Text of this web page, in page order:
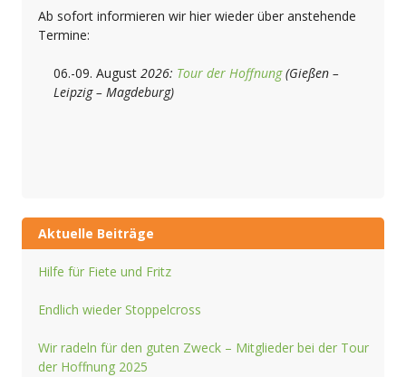
Ab sofort informieren wir hier wieder über anstehende
Termine:
06.-09. August 2026: Tour der Hoffnung(Gießen –
Leipzig – Magdeburg)
Aktuelle Beiträge
Hilfe für Fiete und Fritz
Endlich wieder Stoppelcross
Wir radeln für den guten Zweck – Mitglieder bei der Tour
der Hoffnung 2025